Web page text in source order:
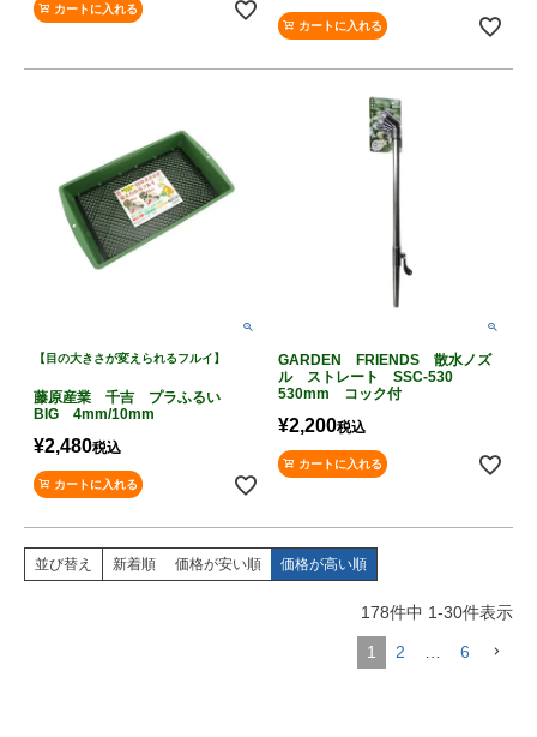
カートに入れる
カートに入れる
【目の大きさが変えられるフルイ】
藤原産業 千吉 プラふるい
BIG 4mm/10mm
¥2,480税込
カートに入れる
GARDEN FRIENDS 散水ノズ
ル ストレート SSC-530
530mm コック付
¥2,200税込
カートに入れる
並び替え 新着順 価格が安い順 価格が高い順
178件中 1-30件表示
1 2 6